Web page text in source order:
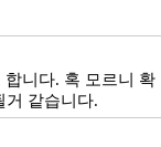
합니다. 혹 모르니 확
거 같습니다.